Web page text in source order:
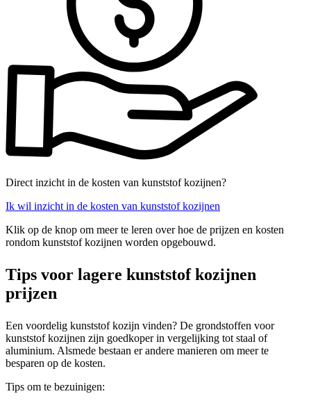
Direct inzicht in de kosten van kunststof kozijnen?
Ik wil inzicht in de kosten van kunststof kozijnen
Klik op de knop om meer te leren over hoe de prijzen en kosten
rondom kunststof kozijnen worden opgebouwd.
Tips voor lagere kunststof kozijnen
prijzen
Een voordelig kunststof kozijn vinden? De grondstoffen voor
kunststof kozijnen zijn goedkoper in vergelijking tot staal of
aluminium. Alsmede bestaan er andere manieren om meer te
besparen op de kosten.
Tips om te bezuinigen: